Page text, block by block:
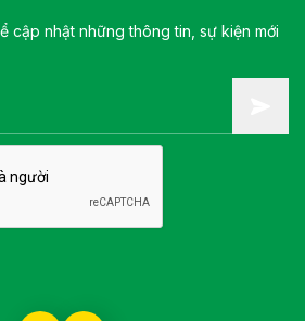
cập nhật những thông tin, sự kiện mới